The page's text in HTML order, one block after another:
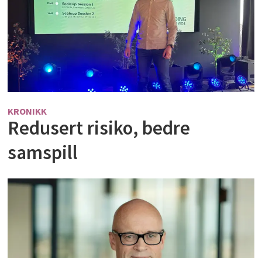
KRONIKK
Redusert risiko, bedre
samspill